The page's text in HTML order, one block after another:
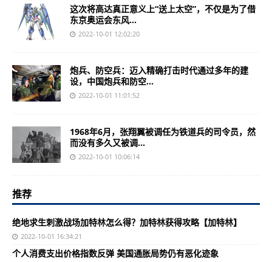
这次将高达真正意义上“送上太空”，不仅是为了借
东京奥运会东风...
2022-10-01 12:02:20
炮兵、防空兵：迈入精确打击时代通过多年的建
设，中国炮兵和防空...
2022-10-01 11:01:52
1968年6月，张翔翼被调任为铁道兵的司令员，然
而没有多久又被调...
2022-10-01 10:06:14
推荐
绝地求生刺激战场加特林怎么得？加特林获得攻略【加特林】
2022-10-01 16:34:21
个人消费支出价格指数反弹 美国通胀局势仍有恶化迹象